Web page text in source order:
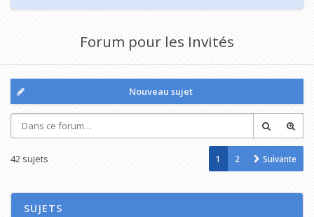
Forum pour les Invités
Nouveau sujet
42 sujets 1 2 Suivante
SUJETS